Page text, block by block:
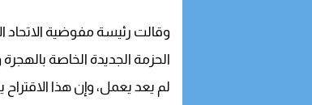
وقالت رئيسة مفوضية الاتحاد
الحزمة الجديدة الخاصة
لم يعد يعمل، وإن هذا